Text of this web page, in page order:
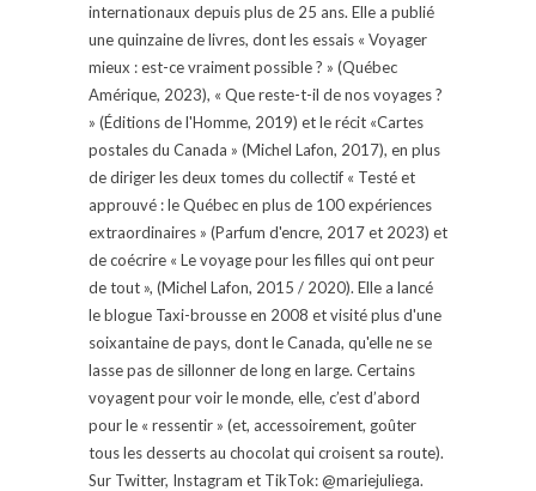
internationaux depuis plus de 25 ans. Elle a publié
une quinzaine de livres, dont les essais « Voyager
mieux : est-ce vraiment possible ? » (Québec
Amérique, 2023), « Que reste-t-il de nos voyages ?
» (Éditions de l'Homme, 2019) et le récit «Cartes
postales du Canada » (Michel Lafon, 2017), en plus
de diriger les deux tomes du collectif « Testé et
approuvé : le Québec en plus de 100 expériences
extraordinaires » (Parfum d'encre, 2017 et 2023) et
de coécrire « Le voyage pour les filles qui ont peur
de tout », (Michel Lafon, 2015 / 2020). Elle a lancé
le blogue Taxi-brousse en 2008 et visité plus d'une
soixantaine de pays, dont le Canada, qu'elle ne se
lasse pas de sillonner de long en large. Certains
voyagent pour voir le monde, elle, c’est d’abord
pour le « ressentir » (et, accessoirement, goûter
tous les desserts au chocolat qui croisent sa route).
Sur Twitter, Instagram et TikTok: @mariejuliega.